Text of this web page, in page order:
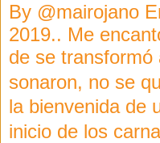
By @mairojano
2019.. Me
de se transformó
sonaron, no se
la bienvenida de
inicio de los